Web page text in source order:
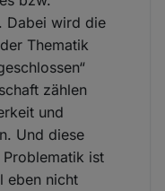
Dabei wird die
Thematik
zählen
und
Und diese
ist
eben nicht